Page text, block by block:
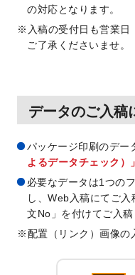
の対応となります。
入稿の受付日も営業
ご了承くださいませ。
データのご入稿
パッケージ印刷のデー
よるデータチェック）
必要なデータは1つの
し、Web入稿にてご
文No」を付けてご入稿
配置（リンク）画像の